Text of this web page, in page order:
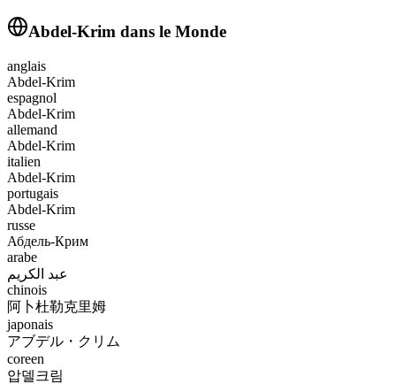
Abdel-Krim dans le Monde
anglais
Abdel-Krim
espagnol
Abdel-Krim
allemand
Abdel-Krim
italien
Abdel-Krim
portugais
Abdel-Krim
russe
Абдель-Крим
arabe
عبد الكريم
chinois
阿卜杜勒克里姆
japonais
アブデル・クリム
coreen
압델크림